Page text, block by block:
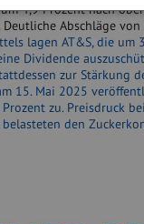
4,9 Prozent nach
Abschläge
lagen AT&S, die
Dividende
zur Stärkung
15. Mai 2025
zu. Preisdruck
den